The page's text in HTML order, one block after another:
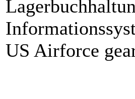
US Airforce